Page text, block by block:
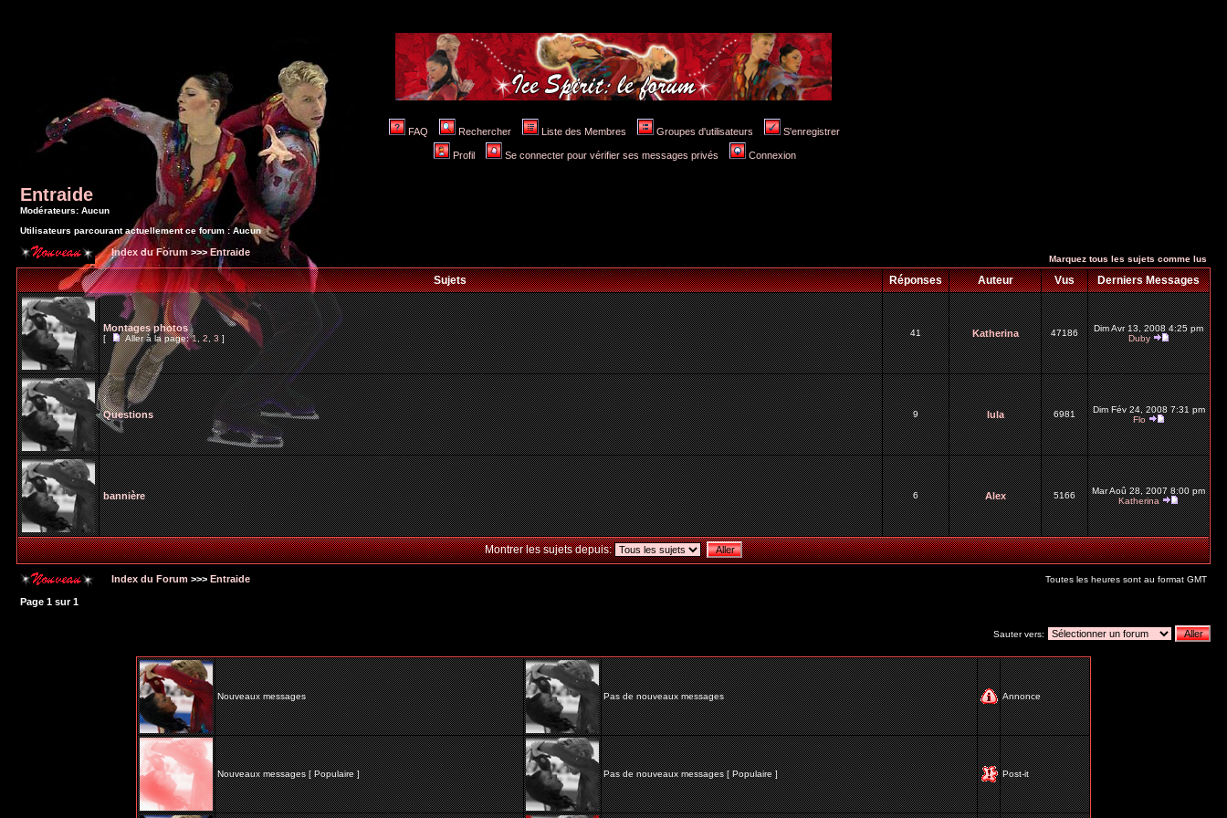
FAQ Rechercher Liste des Membres Groupes d'utilisateurs S'enregistrer
Profil Se connecter pour vérifier ses messages privés Connexion
Entraide
Modérateurs: Aucun
Utilisateurs parcourant actuellement ce forum : Aucun
Index du Forum >>>Entraide
Marquez tous les sujets comme lus
Sujets Réponses Auteur Vus Derniers Messages
Montages photos
[ Aller à la page:1,2,3]
41 Katherina 47186
Dim Avr 13, 2008 4:25 pm
Duby
Questions 9 lula 6981
Dim Fév 24, 2008 7:31 pm
Flo
bannière 6 Alex 5166
Mar Aoû 28, 2007 8:00 pm
Katherina
Montrer les sujets depuis:
Index du Forum >>> Entraide Toutes les heures sont au format GMT
Page 1 sur1
Sauter vers:
Nouveaux messages Pas de nouveaux messages Annonce
Nouveaux messages [ Populaire ] Pas de nouveaux messages [ Populaire ] Post-it